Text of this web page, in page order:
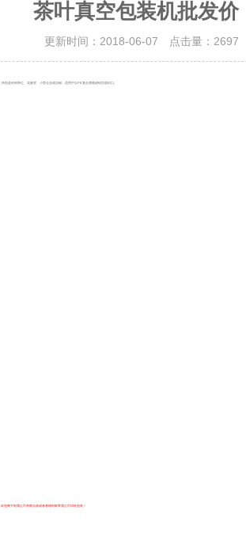
茶叶真空包装机批发价
更新时间：2018-06-07 点击量： 2697
别是科研单位、实验室、小型企业或店铺，适用于以PE复合薄膜或铝箔袋封口。
迎阁下到我公司考察洽谈或者将物料邮寄我公司试机包装！